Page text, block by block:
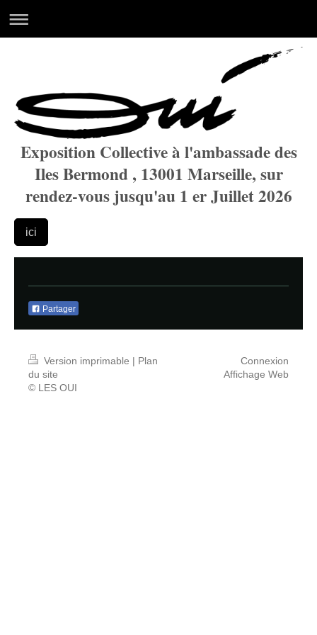
Exposition Collective à l'ambassade des
Iles Bermond , 13001 Marseille, sur
rendez-vous jusqu'au 1 er Juillet 2026
ici
Partager
Version imprimable | Plan
du site
© LES OUI
Connexion
Affichage Web